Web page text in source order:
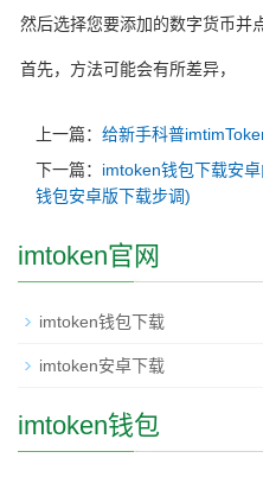
然后选择您要添加的数字货币并
首先，方法可能会有所差异，
上一篇： 给新手科普
下一篇： imtoken钱包下载安
钱包安卓版下载步调)
imtoken官网
imtoken钱包下载
imtoken安卓下载
imtoken钱包